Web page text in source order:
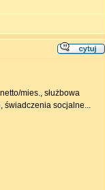
mies., służbowa
świadczenia socjalne...